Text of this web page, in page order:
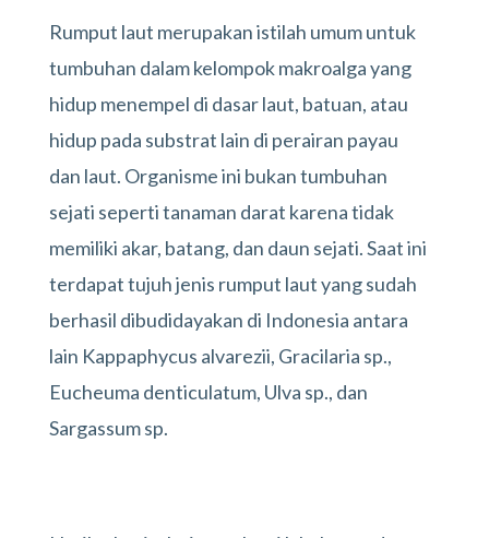
Rumput laut merupakan istilah umum untuk
tumbuhan dalam kelompok makroalga yang
hidup menempel di dasar laut, batuan, atau
hidup pada substrat lain di perairan payau
dan laut. Organisme ini bukan tumbuhan
sejati seperti tanaman darat karena tidak
memiliki akar, batang, dan daun sejati. Saat ini
terdapat tujuh jenis rumput laut yang sudah
berhasil dibudidayakan di Indonesia antara
lain Kappaphycus alvarezii, Gracilaria sp.,
Eucheuma denticulatum, Ulva sp., dan
Sargassum sp.